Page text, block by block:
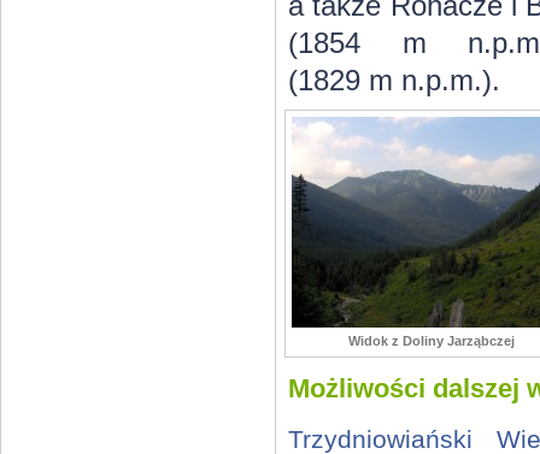
(1854 m
(1829 m n.p.m.).
Widok z Doliny Jarząbczej
Możliwości dalszej
Trzydniowiański